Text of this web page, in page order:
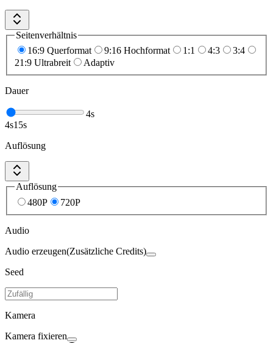
Seitenverhältnis
16:9 Querformat
9:16 Hochformat 1:1 4:3
3:4
21:9 Ultrabreit
Adaptiv
Dauer
4s
4s15s
Auflösung
Auflösung
480P
720P
Audio
Audio erzeugen(Zusätzliche Credits)
Seed
Kamera
Kamera fixieren